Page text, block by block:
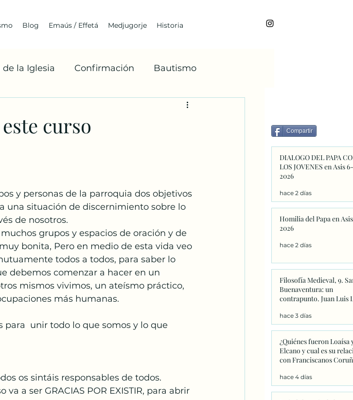
Blog Emaús / Effetá Medjugorje Historia
de la Iglesia Confirmación Bautismo
Semana Santa
curso
y personas de la parroquia dos objetivos
una situación de discernimiento sobre lo
de nosotros.
grupos y espacios de oración y de
bonita, Pero en medio de esta vida veo
todos a todos, para saber lo
debemos comenzar a hacer en un
mismos vivimos, un ateísmo práctico,
más humanas.
para  unir todo lo que somos y lo que
os sintáis responsables de todos.
Compartir
DIALOGO DEL PAPA
LOS JOVENES en Asis
2026
hace 2 días
Homilia del Papa en
2026
hace 2 días
Filosofía Medieval, 9.
Buenaventura: un
contrapunto. Juan Luis
hace 3 días
¿Quiénes fueron Loaísa
Elcano y cual es su
con Franciscanos
hace 4 días